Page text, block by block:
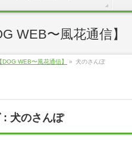
WEB〜風花通信】
【DOG WEB〜風花通信】 » 犬のさんぽ
: 犬のさんぽ